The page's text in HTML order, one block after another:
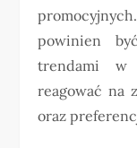
powinien
trendami w
reagować na
oraz